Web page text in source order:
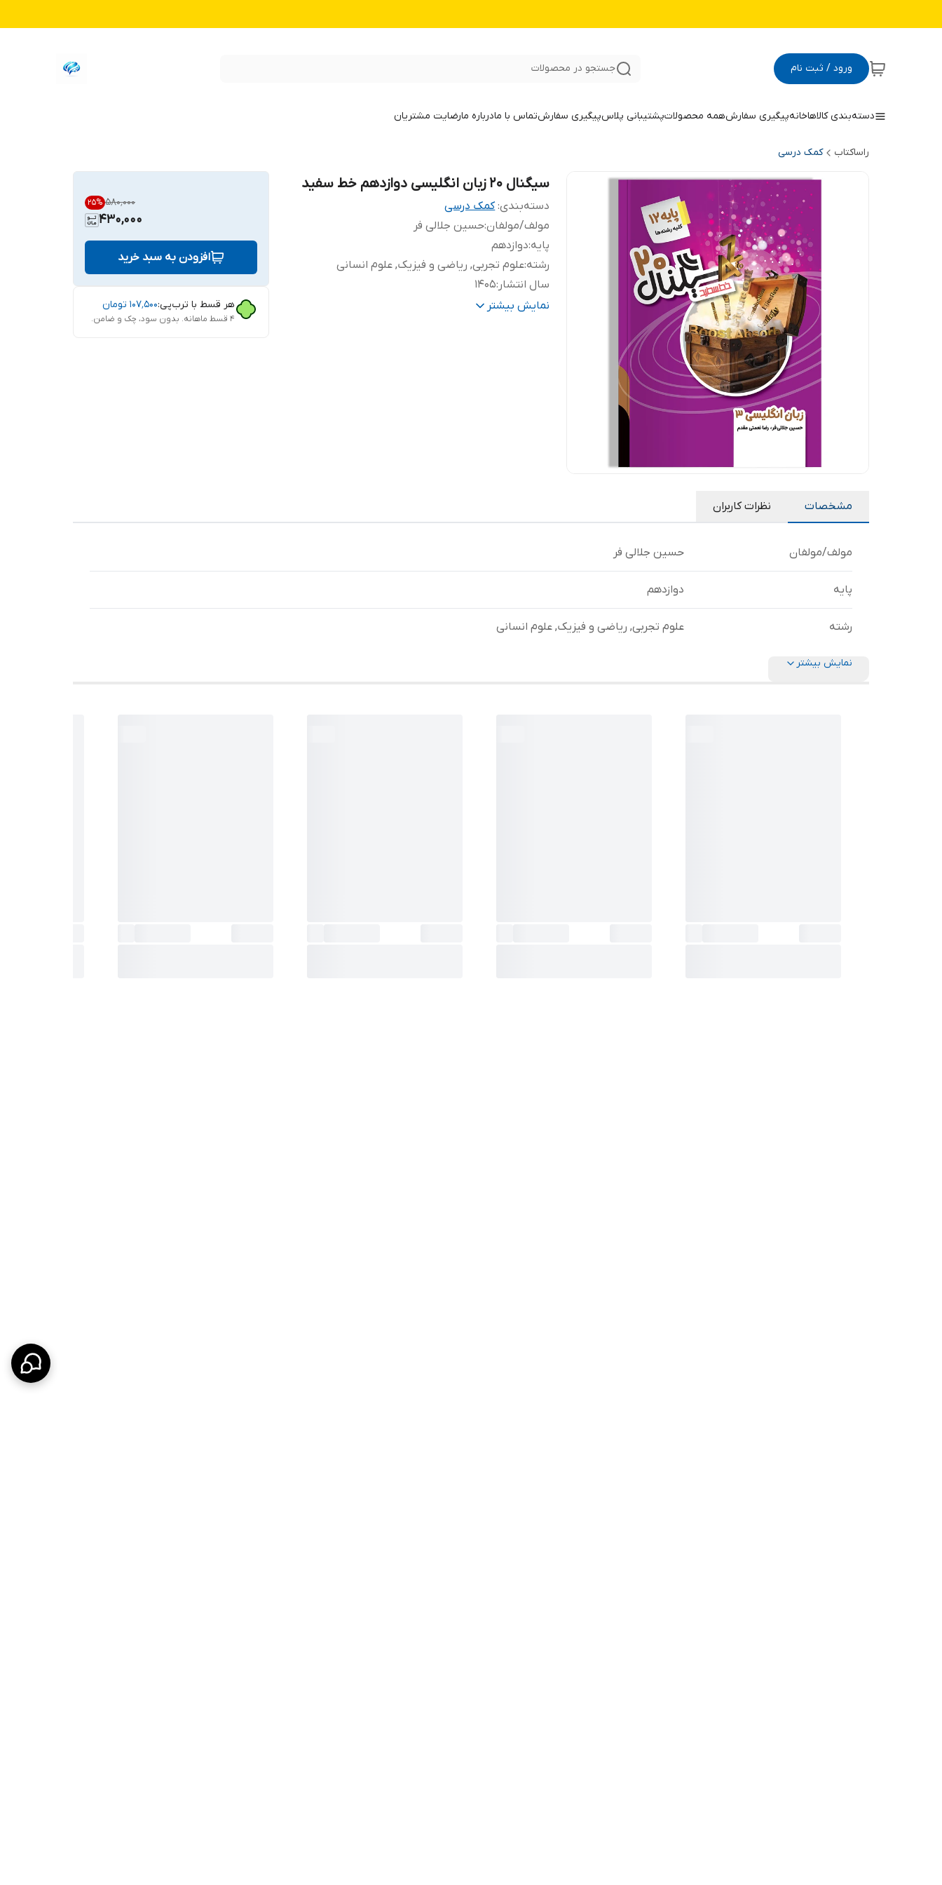
ورود / ثبت نام جستجو در محصولات
دسته‌بندی کالاهاخانهپیگیری سفارشهمه محصولاتپشتیبانی پلاسپیگیری سفارشتماس با مادرباره مارضایت مشتریان
راساکتاب کمک درسی
سیگنال 20 زبان انگلیسی دوازدهم خط سفید
دسته‌بندی:کمک درسی
مولف/مولفان:حسین جلالی فر
پایه:دوازدهم
رشته:علوم تجربی, ریاضی و فیزیک, علوم انسانی
سال انتشار :
1405
تعداد صفحات :
107 نمایش بیشتر
۵۸۰٬۰۰۰ 25%
430,000
افزودن به سبد خرید
هر قسط با ترب‌پی:۱۰۷٬۵۰۰ تومان
۴ قسط ماهانه. بدون سود، چک و ضامن.
مشخصات نظرات کاربران
مولف/مولفان حسین جلالی فر
پایه دوازدهم
رشته علوم تجربی, ریاضی و فیزیک, علوم انسانی
نمایش بیشتر